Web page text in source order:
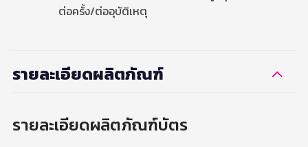
ต่อครั้ง/ต่ออุบัติเหตุ
รายละเอียดผลิตภัณฑ์
รายละเอียดผลิตภัณฑ์บัตร